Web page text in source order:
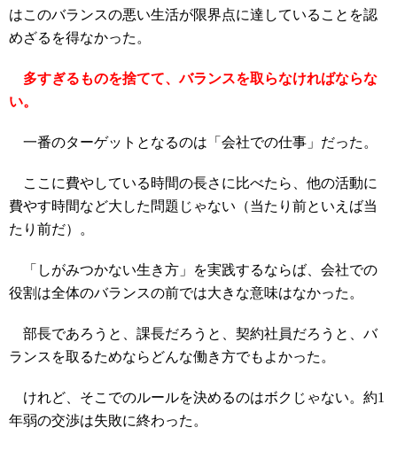
はこのバランスの悪い生活が限界点に達していることを認
めざるを得なかった。
多すぎるものを捨てて、バランスを取らなければならな
い。
一番のターゲットとなるのは「会社での仕事」だった。
ここに費やしている時間の長さに比べたら、他の活動に
費やす時間など大した問題じゃない（当たり前といえば当
たり前だ）。
「しがみつかない生き方」を実践するならば、会社での
役割は全体のバランスの前では大きな意味はなかった。
部長であろうと、課長だろうと、契約社員だろうと、バ
ランスを取るためならどんな働き方でもよかった。
けれど、そこでのルールを決めるのはボクじゃない。約1
年弱の交渉は失敗に終わった。